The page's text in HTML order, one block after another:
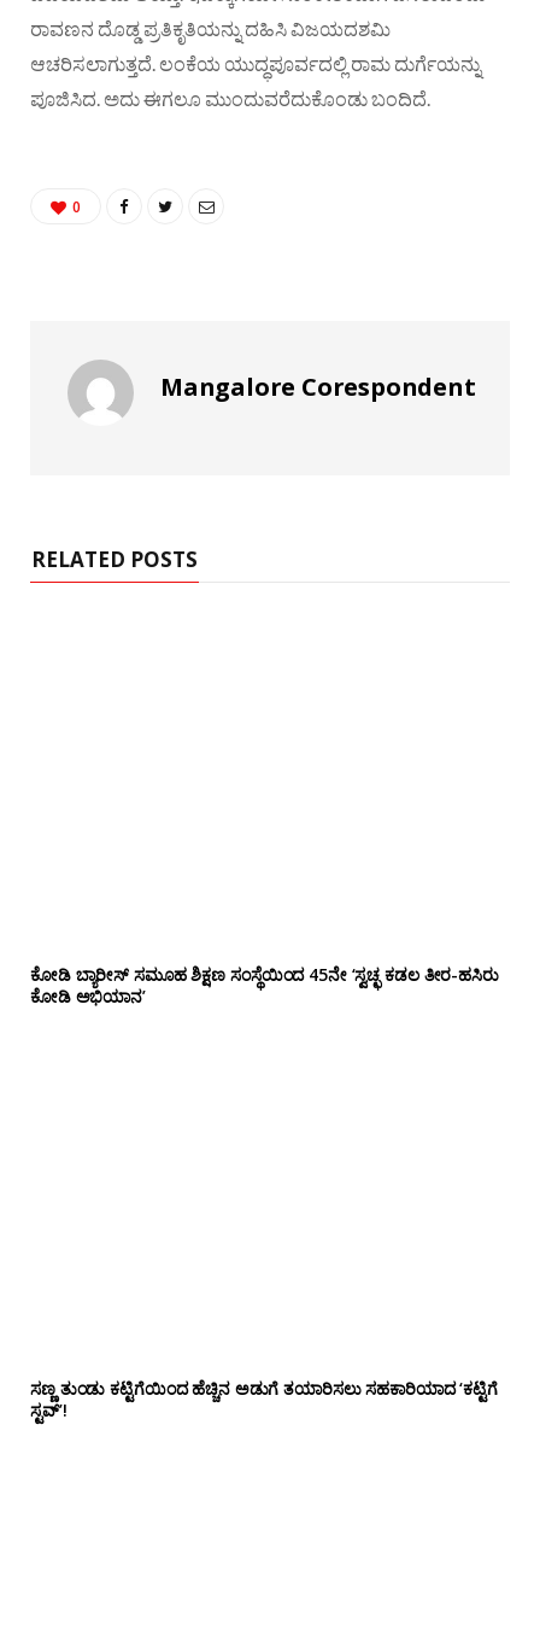
ರಾವಣನ ದೊಡ್ಡ ಪ್ರತಿಕೃತಿಯನ್ನು ದಹಿಸಿ ವಿಜಯದಶಮಿ
ಆಚರಿಸಲಾಗುತ್ತದೆ. ಲಂಕೆಯ ಯುದ್ಧಪೂರ್ವದಲ್ಲಿ ರಾಮ ದುರ್ಗೆಯನ್ನು
ಪೂಜಿಸಿದ. ಅದು ಈಗಲೂ ಮುಂದುವರೆದುಕೊಂಡು ಬಂದಿದೆ.
0
Mangalore Corespondent
RELATED POSTS
ಕೋಡಿ ಬ್ಯಾರೀಸ್ ಸಮೂಹ ಶಿಕ್ಷಣ ಸಂಸ್ಥೆಯಿಂದ 45ನೇ ‘ಸ್ವಚ್ಛ ಕಡಲ ತೀರ-ಹಸಿರು
ಕೋಡಿ ಅಭಿಯಾನ’
ಸಣ್ಣ ತುಂಡು ಕಟ್ಟಿಗೆಯಿಂದ ಹೆಚ್ಚಿನ ಅಡುಗೆ ತಯಾರಿಸಲು ಸಹಕಾರಿಯಾದ ‘ಕಟ್ಟಿಗೆ
ಸ್ಟವ್’!